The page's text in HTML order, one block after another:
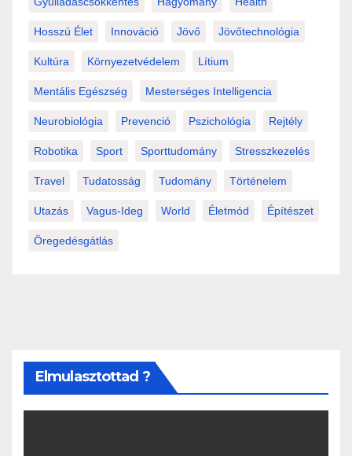
Hosszú Élet Innováció Jövő Jövőtechnológia
Kultúra Környezetvédelem Lítium
Mentális Egészség Mesterséges Intelligencia
Neurobiológia Prevenció Pszichológia Rejtély
Robotika Sport Sporttudomány Stresszkezelés
Travel Tudatosság Tudomány Történelem
Utazás Vagus-Ideg World Életmód Építészet
Öregedésgátlás
Elmulasztottad ?